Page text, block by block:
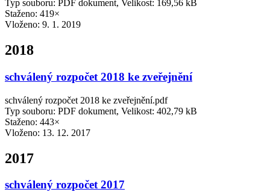
Typ souboru: PDF dokument, Velikost: 169,56 kB
Staženo: 419×
Vloženo: 9. 1. 2019
2018
schválený rozpočet 2018 ke zveřejnění
schválený rozpočet 2018 ke zveřejnění.pdf
Typ souboru: PDF dokument, Velikost: 402,79 kB
Staženo: 443×
Vloženo: 13. 12. 2017
2017
schválený rozpočet 2017